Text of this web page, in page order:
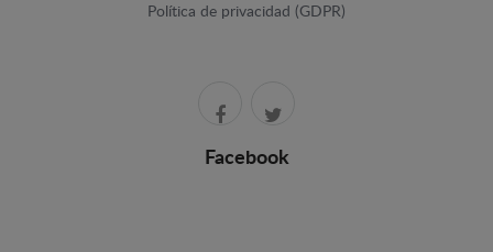
Política de privacidad (GDPR)
Facebook